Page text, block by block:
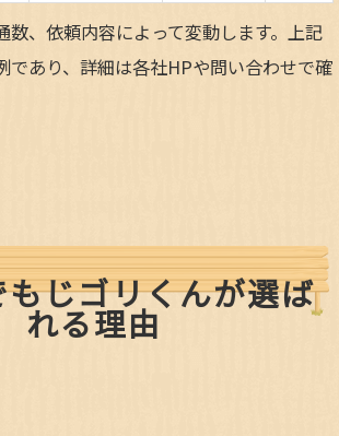
、依頼内容によって変動します。上記
であり、詳細は各社HPや問い合わせで確
じゴリくんが選ば
れる理由